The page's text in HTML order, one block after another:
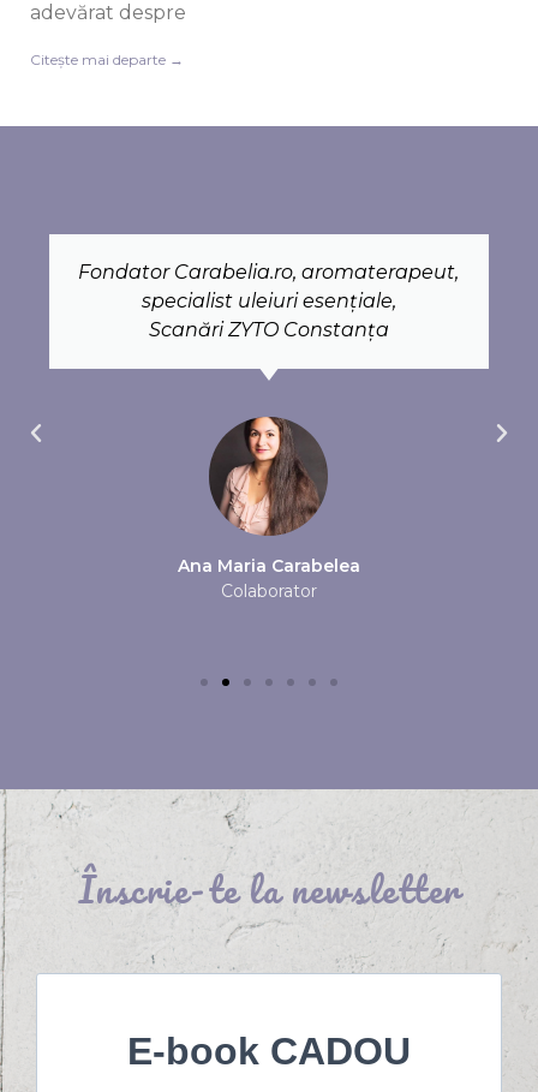
adevărat despre
Citește mai departe →
Fondator Carabelia.ro, aromaterapeut,
specialist uleiuri esențiale,
Scanări ZYTO Constanța
Ana Maria Carabelea
Colaborator
Înscrie-te la newsletter